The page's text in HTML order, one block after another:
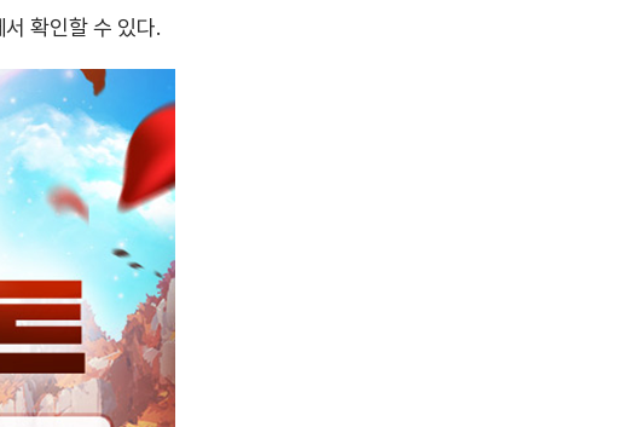
서 확인할 수 있다.